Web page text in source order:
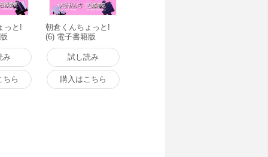
っと!
み
ちら
朝倉くんちょっと!
(6) 電子書籍版
試し読み
購入はこちら